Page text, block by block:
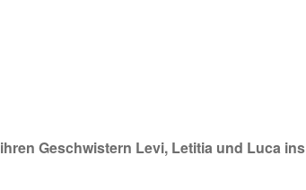
Geschwistern Levi, Letitia und Luca ins